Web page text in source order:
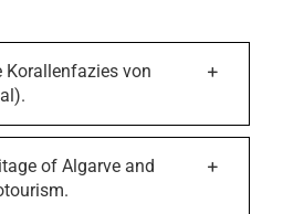
Korallenfazies von
of Algarve and